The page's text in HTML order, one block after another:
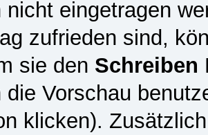
nicht eingetragen
zufrieden sind,
sie den Schreiben
die Vorschau
klicken).